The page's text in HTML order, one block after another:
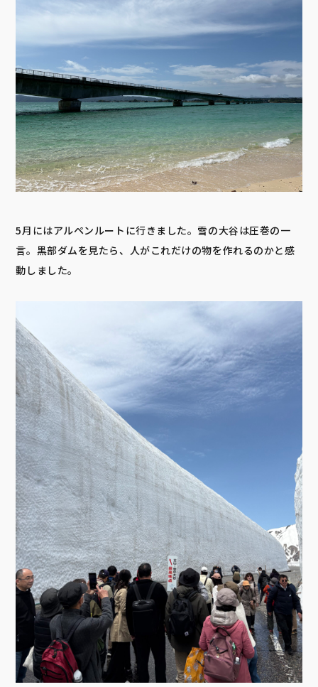
5月にはアルペンルートに行きました。雪の大谷は圧巻の一
言。黒部ダムを見たら、人がこれだけの物を作れるのかと感
動しました。